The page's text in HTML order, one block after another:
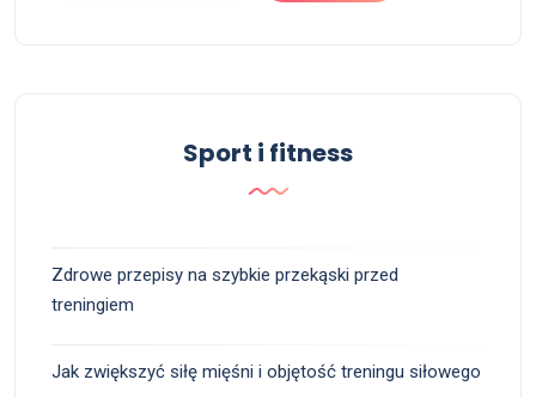
Sport i fitness
Zdrowe przepisy na szybkie przekąski przed
treningiem
Jak zwiększyć siłę mięśni i objętość treningu siłowego